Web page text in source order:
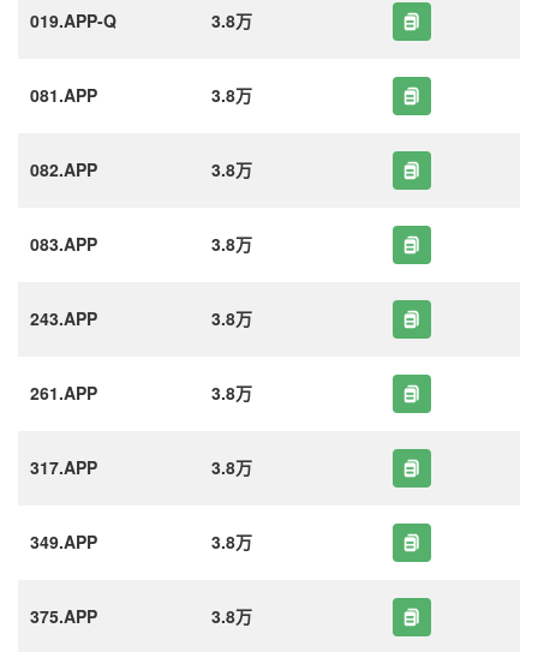
019.APP-Q 3.8万
081.APP 3.8万
082.APP 3.8万
083.APP 3.8万
243.APP 3.8万
261.APP 3.8万
317.APP 3.8万
349.APP 3.8万
375.APP 3.8万